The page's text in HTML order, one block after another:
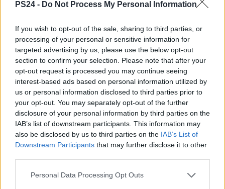
PS24 - Do Not Process My Personal Information
If you wish to opt-out of the sale, sharing to third parties, or
processing of your personal or sensitive information for
targeted advertising by us, please use the below opt-out
section to confirm your selection. Please note that after your
opt-out request is processed you may continue seeing
interest-based ads based on personal information utilized by
us or personal information disclosed to third parties prior to
your opt-out. You may separately opt-out of the further
disclosure of your personal information by third parties on the
IAB’s list of downstream participants. This information may
also be disclosed by us to third parties on the IAB’s List of
Downstream Participants that may further disclose it to other
Personal Data Processing Opt Outs